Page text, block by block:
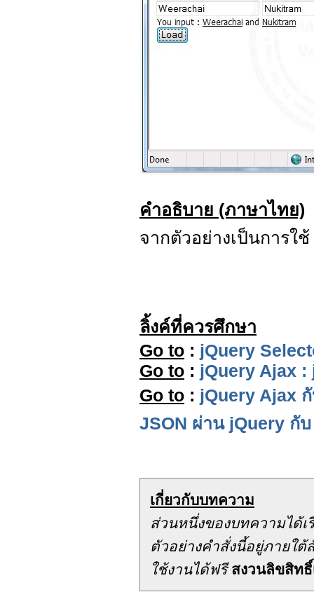
คำอธิบาย (ภาษาไทย)
จากตัวอย่างเป็นการใช้
ลิ้งค์ที่ควรศึกษา
Go to : jQuery
Go to : jQuery Ajax :
Go to : jQuery Ajax
JSON ผ่าน jQuery กั
เกี่ยวกับบทความ
ส่วนหนึ่งของบทความได้เ
ตัวอย่างคำสั่งนี้อยู่ภาย
ใช้งานได้ฟรีสงวนลิขสิทธิ์